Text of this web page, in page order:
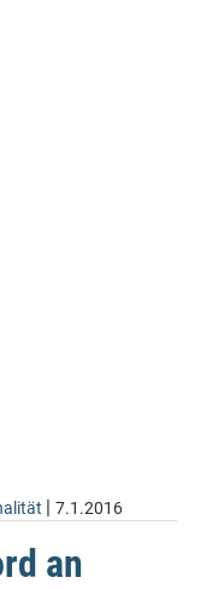
| 7.1.2016
an